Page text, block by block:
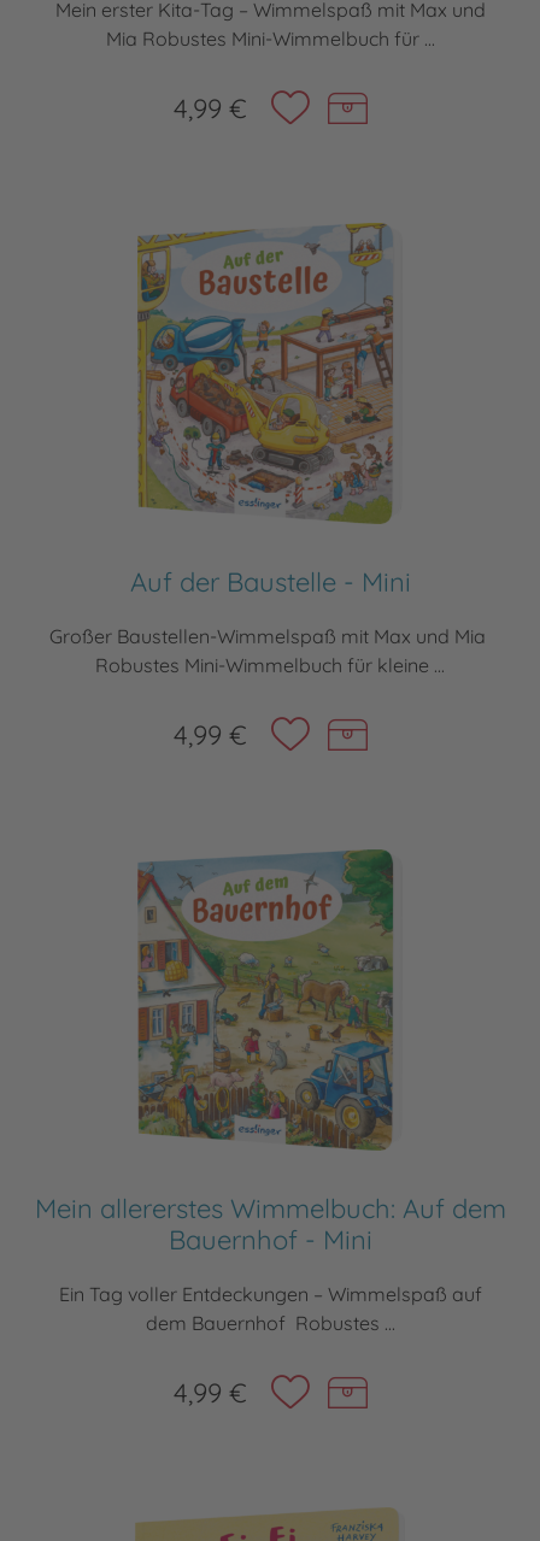
Mein erster Kita-Tag – Wimmelspaß mit Max und
Mia Robustes Mini-Wimmelbuch für ...
4,99 €
Auf der Baustelle - Mini
Großer Baustellen-Wimmelspaß mit Max und Mia
Robustes Mini-Wimmelbuch für kleine ...
4,99 €
Mein allererstes Wimmelbuch: Auf dem
Bauernhof - Mini
Ein Tag voller Entdeckungen – Wimmelspaß auf
dem Bauernhof Robustes ...
4,99 €